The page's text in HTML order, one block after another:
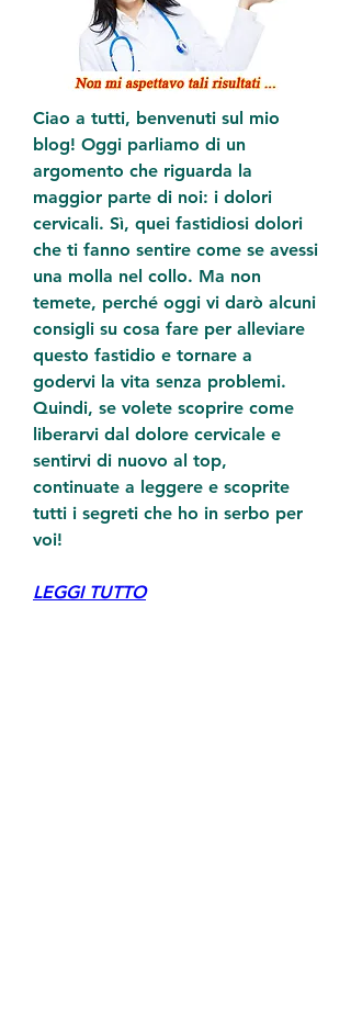
Ciao a tutti, benvenuti sul mio
blog! Oggi parliamo di un
argomento che riguarda la
maggior parte di noi: i dolori
cervicali. Sì, quei fastidiosi dolori
che ti fanno sentire come se avessi
una molla nel collo. Ma non
temete, perché oggi vi darò alcuni
consigli su cosa fare per alleviare
questo fastidio e tornare a
godervi la vita senza problemi.
Quindi, se volete scoprire come
liberarvi dal dolore cervicale e
sentirvi di nuovo al top,
continuate a leggere e scoprite
tutti i segreti che ho in serbo per
voi!
LEGGI TUTTO